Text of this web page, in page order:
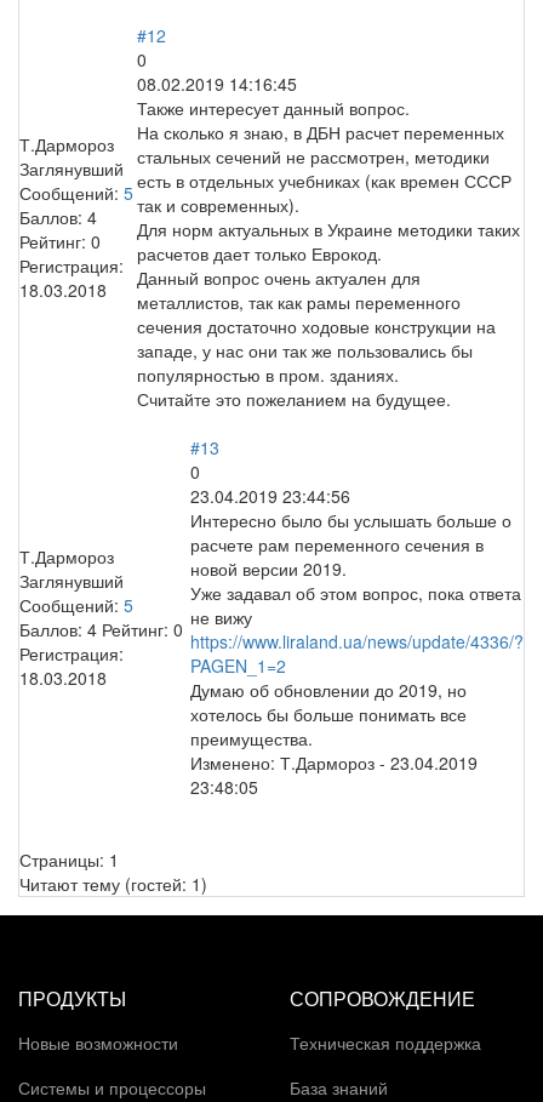
Т.Дармороз
Заглянувший
Сообщений: 5
Баллов: 4
Рейтинг: 0
Регистрация:
18.03.2018
#12
0
08.02.2019 14:16:45
Также интересует данный вопрос.
На сколько я знаю, в ДБН расчет переменных
стальных сечений не рассмотрен, методики
есть в отдельных учебниках (как времен СССР
так и современных).
Для норм актуальных в Украине методики таких
расчетов дает только Еврокод.
Данный вопрос очень актуален для
металлистов, так как рамы переменного
сечения достаточно ходовые конструкции на
западе, у нас они так же пользовались бы
популярностью в пром. зданиях.
Считайте это пожеланием на будущее.
Т.Дармороз
Заглянувший
Сообщений: 5
Баллов: 4 Рейтинг: 0
Регистрация:
18.03.2018
#13
0
23.04.2019 23:44:56
Интересно было бы услышать больше о
расчете рам переменного сечения в
новой версии 2019.
Уже задавал об этом вопрос, пока ответа
не вижу
https://www.liraland.ua/news/update/4336/?
PAGEN_1=2
Думаю об обновлении до 2019, но
хотелось бы больше понимать все
преимущества.
Изменено: Т.Дармороз - 23.04.2019
23:48:05
Страницы: 1
Читают тему (гостей: 1)
ПРОДУКТЫ
Новые возможности
Системы и процессоры
СОПРОВОЖДЕНИЕ
Техническая поддержка
База знаний